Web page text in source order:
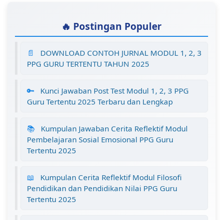
🔥 Postingan Populer
📄
DOWNLOAD CONTOH JURNAL MODUL 1, 2, 3
PPG GURU TERTENTU TAHUN 2025
🔑
Kunci Jawaban Post Test Modul 1, 2, 3 PPG
Guru Tertentu 2025 Terbaru dan Lengkap
📚
Kumpulan Jawaban Cerita Reflektif Modul
Pembelajaran Sosial Emosional PPG Guru
Tertentu 2025
📖
Kumpulan Cerita Reflektif Modul Filosofi
Pendidikan dan Pendidikan Nilai PPG Guru
Tertentu 2025